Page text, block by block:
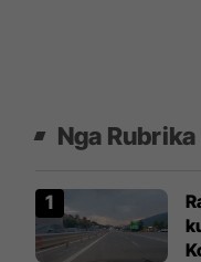
Nga Rubrika